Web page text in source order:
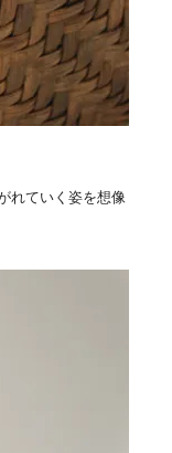
れていく姿を想像